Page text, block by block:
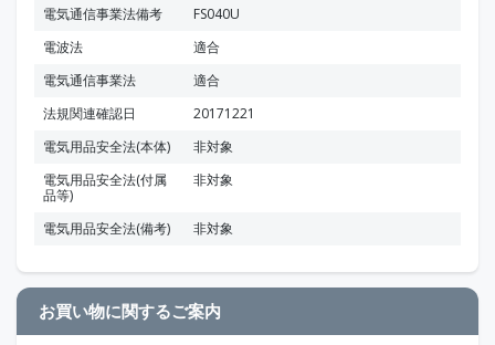
電気通信事業法備考
FS040U
電波法
適合
電気通信事業法
適合
法規関連確認日
20171221
電気用品安全法(本体)
非対象
電気用品安全法(付属
品等)
非対象
電気用品安全法(備考) 非対象
お買い物に関するご案内